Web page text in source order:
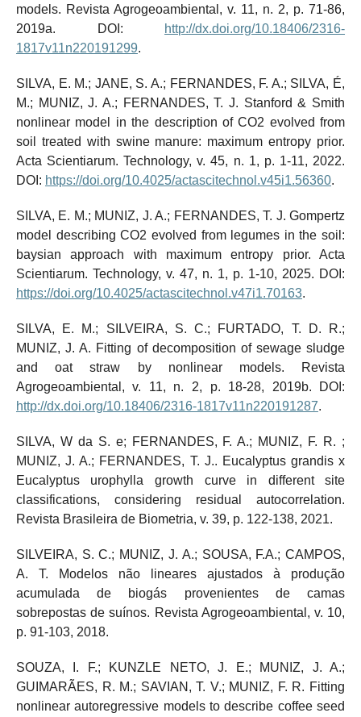
models. Revista Agrogeoambiental, v. 11, n. 2, p. 71-86,
2019a. DOI:
http://dx.doi.org/10.18406/2316-
1817v11n220191299.
SILVA, E. M.; JANE, S. A.; FERNANDES, F. A.; SILVA, É,
M.; MUNIZ, J. A.; FERNANDES, T. J. Stanford & Smith
nonlinear model in the description of CO2 evolved from
soil treated with swine manure: maximum entropy prior.
Acta Scientiarum. Technology, v. 45, n. 1, p. 1-11, 2022.
DOI: https://doi.org/10.4025/actascitechnol.v45i1.56360.
SILVA, E. M.; MUNIZ, J. A.; FERNANDES, T. J. Gompertz
model describing CO2 evolved from legumes in the soil:
baysian approach with maximum entropy prior. Acta
Scientiarum. Technology, v. 47, n. 1, p. 1-10, 2025. DOI:
https://doi.org/10.4025/actascitechnol.v47i1.70163.
SILVA, E. M.; SILVEIRA, S. C.; FURTADO, T. D. R.;
MUNIZ, J. A. Fitting of decomposition of sewage sludge
and oat straw by nonlinear models. Revista
Agrogeoambiental, v. 11, n. 2, p. 18-28, 2019b. DOI:
http://dx.doi.org/10.18406/2316-1817v11n220191287.
SILVA, W da S. e; FERNANDES, F. A.; MUNIZ, F. R. ;
MUNIZ, J. A.; FERNANDES, T. J.. Eucalyptus grandis x
Eucalyptus urophylla growth curve in different site
classifications, considering residual autocorrelation.
Revista Brasileira de Biometria, v. 39, p. 122-138, 2021.
SILVEIRA, S. C.; MUNIZ, J. A.; SOUSA, F.A.; CAMPOS,
A. T. Modelos não lineares ajustados à produção
acumulada de biogás provenientes de camas
sobrepostas de suínos. Revista Agrogeoambiental, v. 10,
p. 91-103, 2018.
SOUZA, I. F.; KUNZLE NETO, J. E.; MUNIZ, J. A.;
GUIMARÃES, R. M.; SAVIAN, T. V.; MUNIZ, F. R. Fitting
nonlinear autoregressive models to describe coffee seed